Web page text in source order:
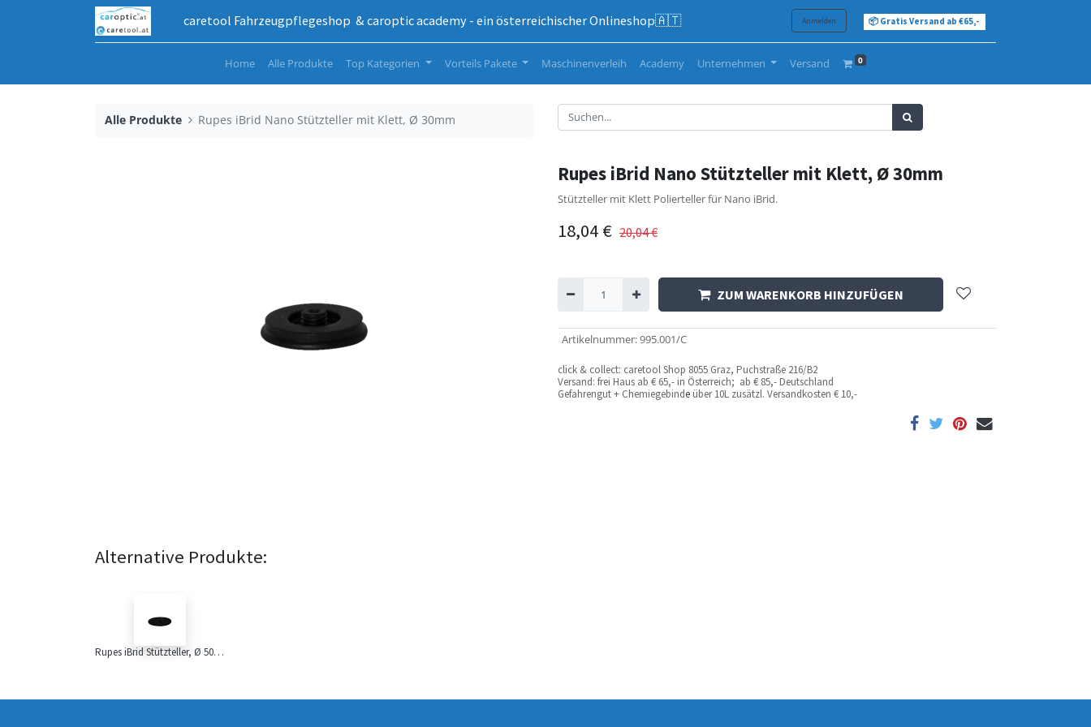
caretool Fahrzeugpflegeshop & caroptic academy - ein österreichischer Onlineshop🇦🇹 Anmelden 📦 Gratis Versand ab €65,-
Home Alle Produkte Top Kategorien Vorteils Pakete Maschinenverleih Academy Unternehmen Versand 0
Alle Produkte Rupes iBrid Nano Stützteller mit Klett, Ø 30mm
Rupes iBrid Nano Stützteller mit Klett, Ø 30mm
Stützteller mit Klett Polierteller für Nano iBrid.
18,04 € 20,04€
ZUM WARENKORB HINZUFÜGEN
Artikelnummer:995.001/C
click & collect: caretool Shop 8055 Graz, Puchstraße 216/B2
Versand: frei Haus ab € 65,- in Österreich; ab € 85,- Deutschland
Gefahrengut + Chemiegebinde über 10L zusätzl. Versandkosten € 10,-
Alternative Produkte:
Rupes iBrid Stützteller, Ø 50mm